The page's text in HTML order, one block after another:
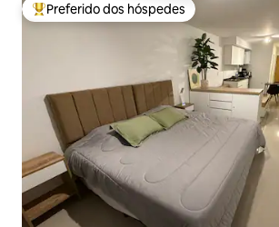
Entre os melhores preferidos dos hóspedes
Preferido dos hóspedes